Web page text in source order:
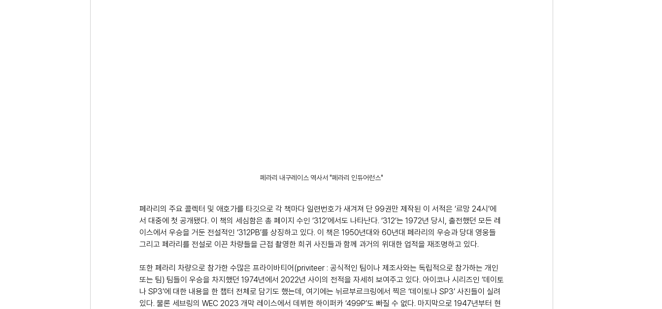
페라리 내구레이스 역사서 "페라리 인듀어런스"
페라리의 주요 콜렉터 및 애호가를 타깃으로 각 책마다 일련번호가 새겨져 단 99권만 제작된 이 서적은 ‘르망 24시’에
서 대중에 첫 공개됐다. 이 책의 세심함은 총 페이지 수인 ‘312’에서도 나타난다. ‘312’는 1972년 당시, 출전했던 모든 레
이스에서 우승을 거둔 전설적인 ‘312PB’를 상징하고 있다. 이 책은 1950년대와 60년대 페라리의 우승과 당대 영웅들
그리고 페라리를 전설로 이끈 차량들을 근접 촬영한 희귀 사진들과 함께 과거의 위대한 업적을 재조명하고 있다.
또한 페라리 차량으로 참가한 수많은 프라이바티어(priviteer : 공식적인 팀이나 제조사와는 독립적으로 참가하는 개인
또는 팀) 팀들이 우승을 차지했던 1974년에서 2022년 사이의 전적을 자세히 보여주고 있다. 아이코나 시리즈인 ‘데이토
나 SP3’에 대한 내용을 한 챕터 전체로 담기도 했는데, 여기에는 뉘르부르크링에서 찍은 ‘데이토나 SP3’ 사진들이 실려
있다. 물론 세브링의 WEC 2023 개막 레이스에서 데뷔한 하이퍼카 ‘499P’도 빠질 수 없다. 마지막으로 1947년부터 현